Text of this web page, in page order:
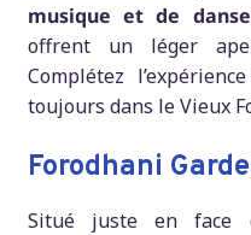
musique et de danse
offrent un léger
Complétez
toujours dans le Vieux
Forodhani
Situé juste en face